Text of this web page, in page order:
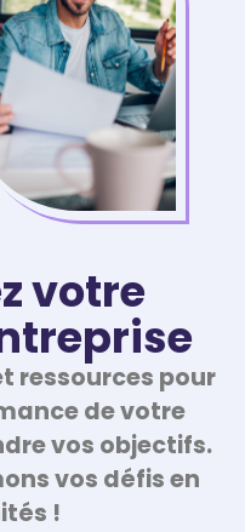
votre
ressources pour
de votre
vos objectifs.
vos défis en
!